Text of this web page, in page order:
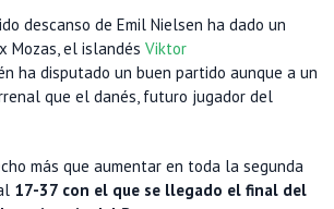
descanso de Emil Nielsen ha dado un
Mozas, el islandés Viktor
ha disputado un buen partido aunque a un
que el danés, futuro jugador del
más que aumentar en toda la segunda
17-37 con el que se llegado el final del